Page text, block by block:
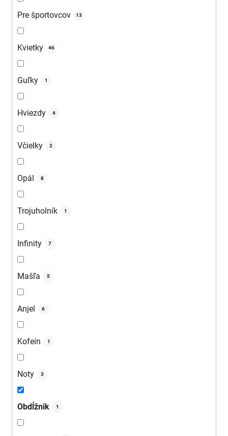
Pre športovcov 13
Kvietky 46
Guľky 1
Hviezdy 4
Včielky 2
Opál 8
Trojuholník 1
Infinity 7
Mašľa 5
Anjel 6
Kofeín 1
Noty 3
Obdĺžnik 1